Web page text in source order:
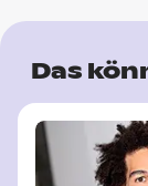
Das